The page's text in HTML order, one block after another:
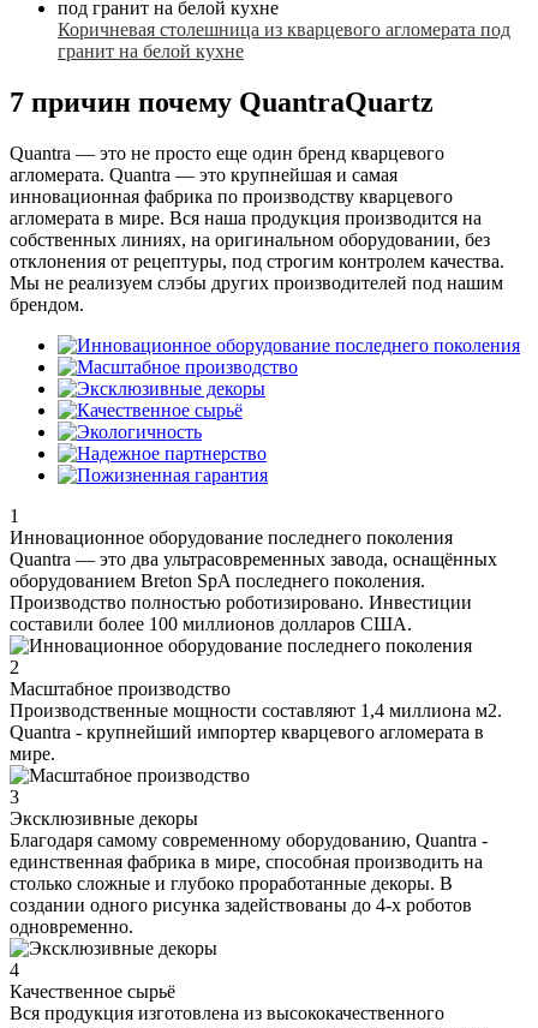
Коричневая столешница из кварцевого агломерата под
гранит на белой кухне
7 причин почему QuantraQuartz
Quantra — это не просто еще один бренд кварцевого
агломерата. Quantra — это крупнейшая и самая
инновационная фабрика по производству кварцевого
агломерата в мире. Вся наша продукция производится на
собственных линиях, на оригинальном оборудовании, без
отклонения от рецептуры, под строгим контролем качества.
Мы не реализуем слэбы других производителей под нашим
брендом.
1
Инновационное оборудование последнего поколения
Quantra — это два ультрасовременных завода, оснащённых
оборудованием Breton SpA последнего поколения.
Производство полностью роботизировано. Инвестиции
составили более 100 миллионов долларов США.
2
Масштабное производство
Производственные мощности составляют 1,4 миллиона м2.
Quantra - крупнейший импортер кварцевого агломерата в
мире.
3
Эксклюзивные декоры
Благодаря самому современному оборудованию, Quantra -
единственная фабрика в мире, способная производить на
столько сложные и глубоко проработанные декоры. В
создании одного рисунка задействованы до 4-х роботов
одновременно.
4
Качественное сырьё
Вся продукция изготовлена из высококачественного